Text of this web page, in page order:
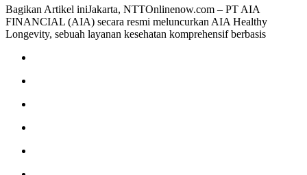
Bagikan Artikel iniJakarta, NTTOnlinenow.com – PT AIA
FINANCIAL (AIA) secara resmi meluncurkan AIA Healthy
Longevity, sebuah layanan kesehatan komprehensif berbasis